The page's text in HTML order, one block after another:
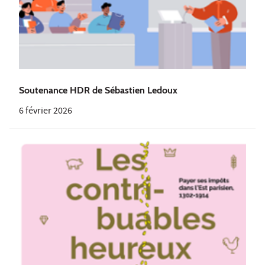
Soutenance HDR de Sébastien Ledoux
6 février 2026